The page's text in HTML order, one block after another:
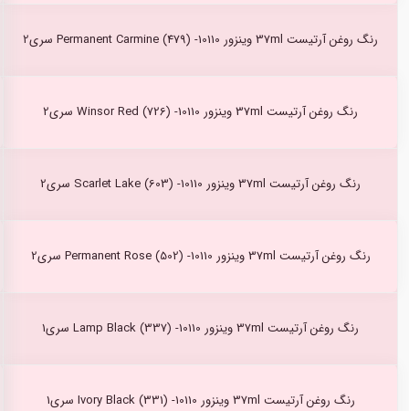
رنگ روغن آرتیست 37ml وینزور Permanent Carmine (479) -10110 سری2
رنگ روغن آرتیست 37ml وینزور Winsor Red (726) -10110 سری2
رنگ روغن آرتیست 37ml وینزور Scarlet Lake (603) -10110 سری2
رنگ روغن آرتیست 37ml وینزور Permanent Rose (502) -10110 سری2
رنگ روغن آرتیست 37ml وینزور Lamp Black (337) -10110 سری1
رنگ روغن آرتیست 37ml وینزور Ivory Black (331) -10110 سری1